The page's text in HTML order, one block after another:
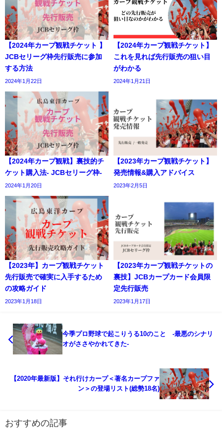
【2024年カープ観戦チケット 】
JCBセリーグ枠先行販売に参加
する方法
2024年1月22日
【2024年カープ観戦チケット】
これを見れば先行販売の狙い目
がわかる
2024年1月21日
【2024年カープ観戦】裏技的チ
ケット購入法- JCBセリーグ枠-
2024年1月20日
【2023年カープ観戦チケット】
発売情報&購入アドバイス
2023年2月5日
【2023年】カープ観戦チケット
先行販売で確実に入手するため
の攻略ガイド
2023年1月18日
【2023年カープ観戦チケットの
裏技】JCBカープカード会員限
定先行販売
2023年1月17日
今季プロ野球で起こりうる10のこと -最悪のシナリ
オがささやかれてきた-
【2020年最新版】それ行けカープ＜著名カープファ
ン＞の登場リスト(総勢18名)
おすすめの記事